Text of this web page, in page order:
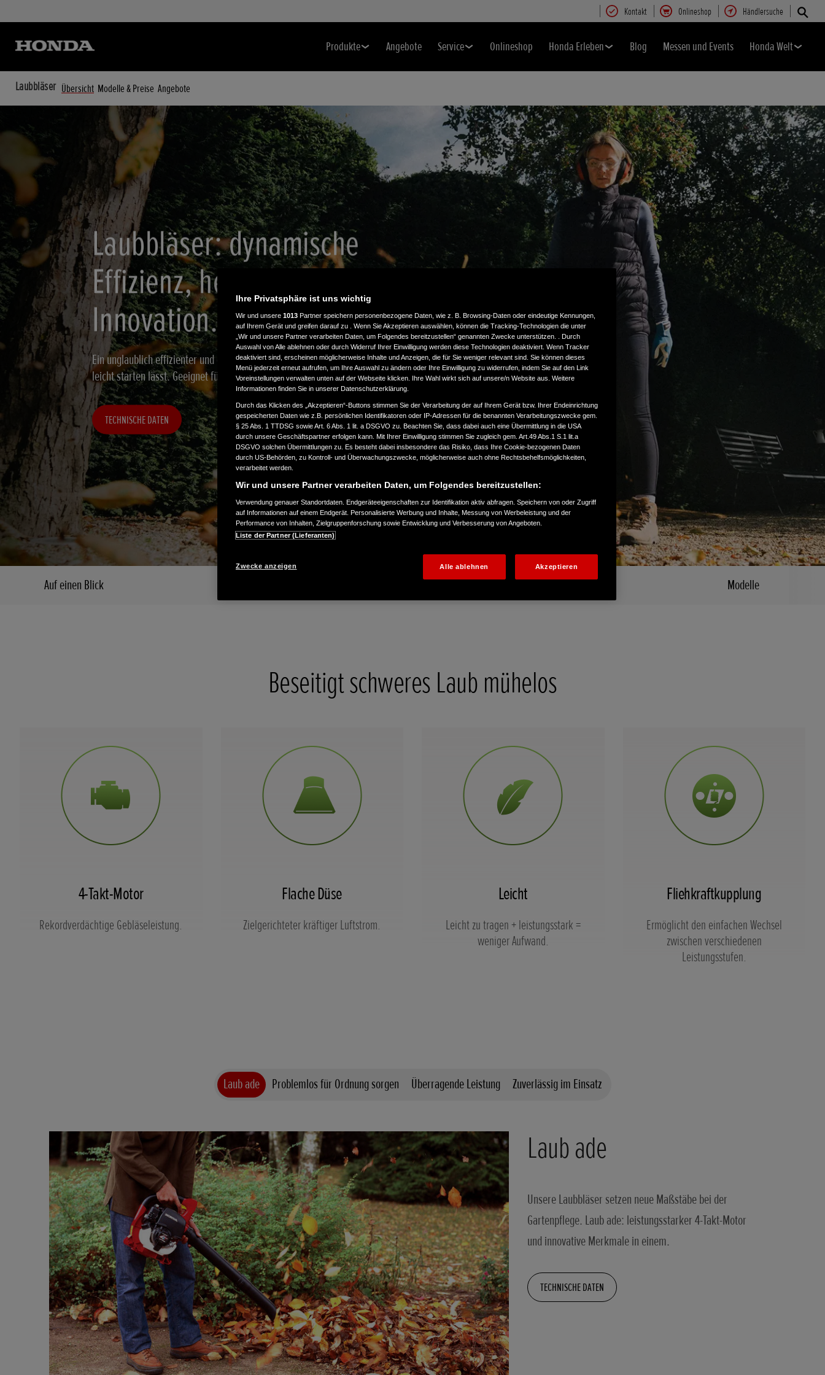
Kontakt Onlineshop Händlersuche
Produkte Angebote Service Onlineshop Honda Erleben Blog Messen und Events Honda Welt
Laubbläser Übersicht Modelle & Preise Angebote
Laubbläser: dynamische
Effizienz, herausragende
Innovation.
Ein unglaublich effizienter und geräuscharmer Laubbläser, der sich
leicht starten lässt. Geeignet für große Flächen wie Gärten und Parks.
TECHNISCHE DATEN
Auf einen Blick Modelle
Beseitigt schweres Laub mühelos
4-Takt-Motor
Rekordverdächtige Gebläseleistung.
Flache Düse
Zielgerichteter kräftiger Luftstrom.
Leicht
Leicht zu tragen + leistungsstark =
weniger Aufwand.
Fliehkraftkupplung
Ermöglicht den einfachen Wechsel
zwischen verschiedenen
Leistungsstufen.
Laub ade Problemlos für Ordnung sorgen Überragende Leistung Zuverlässig im Einsatz
Laub ade
Unsere Laubbläser setzen neue Maßstäbe bei der
Gartenpflege. Laub ade: leistungsstarker 4-Takt-Motor
und innovative Merkmale in einem.
TECHNISCHE DATEN
Ihre Privatsphäre ist uns wichtig
Wir und unsere 1013 Partner speichern personenbezogene Daten, wie z. B. Browsing-Daten oder eindeutige Kennungen,
auf Ihrem Gerät und greifen darauf zu . Wenn Sie Akzeptieren auswählen, können die Tracking-Technologien die unter
„Wir und unsere Partner verarbeiten Daten, um Folgendes bereitzustellen“ genannten Zwecke unterstützen. . Durch
Auswahl von Alle ablehnen oder durch Widerruf Ihrer Einwilligung werden diese Technologien deaktiviert. Wenn Tracker
deaktiviert sind, erscheinen möglicherweise Inhalte und Anzeigen, die für Sie weniger relevant sind. Sie können dieses
Menü jederzeit erneut aufrufen, um Ihre Auswahl zu ändern oder Ihre Einwilligung zu widerrufen, indem Sie auf den Link
Voreinstellungen verwalten unten auf der Webseite klicken. Ihre Wahl wirkt sich auf unsere/n Website aus. Weitere
Informationen finden Sie in unserer Datenschutzerklärung.
Durch das Klicken des „Akzeptieren“-Buttons stimmen Sie der Verarbeitung der auf Ihrem Gerät bzw. Ihrer Endeinrichtung
gespeicherten Daten wie z.B. persönlichen Identifikatoren oder IP-Adressen für die benannten Verarbeitungszwecke gem.
§ 25 Abs. 1 TTDSG sowie Art. 6 Abs. 1 lit. a DSGVO zu. Beachten Sie, dass dabei auch eine Übermittlung in die USA
durch unsere Geschäftspartner erfolgen kann. Mit Ihrer Einwilligung stimmen Sie zugleich gem. Art.49 Abs.1 S.1 lit.a
DSGVO solchen Übermittlungen zu. Es besteht dabei insbesondere das Risiko, dass Ihre Cookie-bezogenen Daten
durch US-Behörden, zu Kontroll- und Überwachungszwecke, möglicherweise auch ohne Rechtsbehelfsmöglichkeiten,
verarbeitet werden.
Wir und unsere Partner verarbeiten Daten, um Folgendes bereitzustellen:
Verwendung genauer Standortdaten. Endgeräteeigenschaften zur Identifikation aktiv abfragen. Speichern von oder Zugriff
auf Informationen auf einem Endgerät. Personalisierte Werbung und Inhalte, Messung von Werbeleistung und der
Performance von Inhalten, Zielgruppenforschung sowie Entwicklung und Verbesserung von Angeboten.
Liste der Partner (Lieferanten)
Zwecke anzeigen Alle ablehnen Akzeptieren